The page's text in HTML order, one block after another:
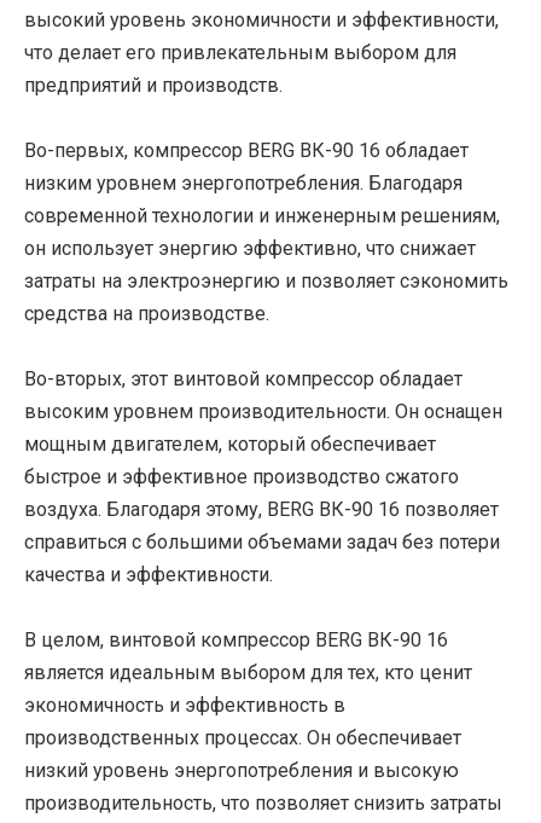
высокий уровень экономичности и эффективности,
что делает его привлекательным выбором для
предприятий и производств.
Во-первых, компрессор BERG ВК-90 16 обладает
низким уровнем энергопотребления. Благодаря
современной технологии и инженерным решениям,
он использует энергию эффективно, что снижает
затраты на электроэнергию и позволяет сэкономить
средства на производстве.
Во-вторых, этот винтовой компрессор обладает
высоким уровнем производительности. Он оснащен
мощным двигателем, который обеспечивает
быстрое и эффективное производство сжатого
воздуха. Благодаря этому, BERG ВК-90 16 позволяет
справиться с большими объемами задач без потери
качества и эффективности.
В целом, винтовой компрессор BERG ВК-90 16
является идеальным выбором для тех, кто ценит
экономичность и эффективность в
производственных процессах. Он обеспечивает
низкий уровень энергопотребления и высокую
производительность, что позволяет снизить затраты